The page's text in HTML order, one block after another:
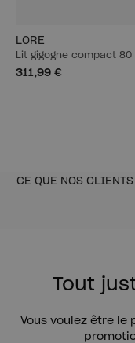
LORE
Lit gigogne compact 80
311,99 €
CE QUE NOS
Tout
Vous voulez être le